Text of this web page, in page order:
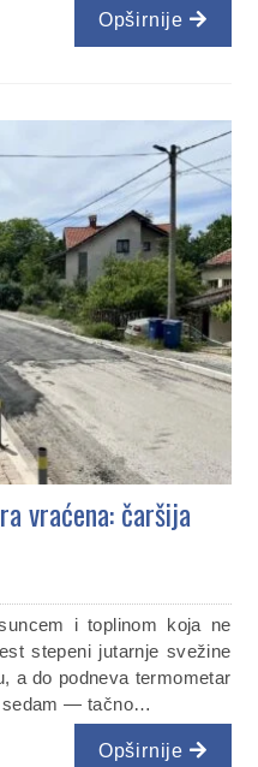
Opširnije
vraćena: čaršija
i toplinom koja ne
stepeni jutarnje svežine
a do podneva termometar
sedam — tačno…
Opširnije